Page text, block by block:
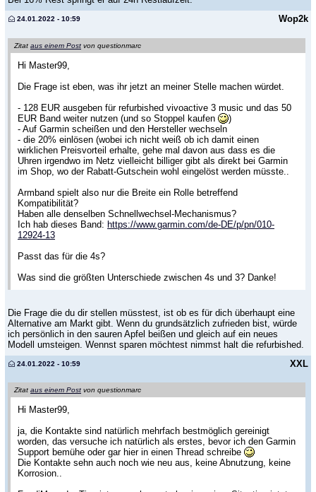
Wop2k
24.01.2022 - 10:59
Zitat aus einem Post von questionmarc
Hi Master99,
Die Frage ist eben, was ihr jetzt an meiner Stelle machen würdet.
- 128 EUR ausgeben für refurbished vivoactive 3 music und das 50
EUR Band weiter nutzen (und so Stoppel kaufen
)
- Auf Garmin scheißen und den Hersteller wechseln
- die 20% einlösen (wobei ich nicht weiß ob ich damit einen
wirklichen Preisvorteil erhalte, gehe mal davon aus dass es die
Uhren irgendwo im Netz vielleicht billiger gibt als direkt bei Garmin
im Shop, wo der Rabatt-Gutschein wohl eingelöst werden müsste..
Armband spielt also nur die Breite ein Rolle betreffend
Kompatibilität?
Haben alle denselben Schnellwechsel-Mechanismus?
Ich hab dieses Band: https://www.garmin.com/de-DE/p/pn/010-
12924-13
Passt das für die 4s?
Was sind die größten Unterschiede zwischen 4s und 3? Danke!
Die Frage die du dir stellen müsstest, ist ob es für dich überhaupt eine
Alternative am Markt gibt. Wenn du grundsätzlich zufrieden bist, würde
ich persönlich in den sauren Apfel beißen und gleich auf ein neues
Modell umsteigen. Wennst sparen möchtest nimmst halt die refurbished.
XXL
24.01.2022 - 10:59
Zitat aus einem Post von questionmarc
Hi Master99,
ja, die Kontakte sind natürlich mehrfach bestmöglich gereinigt
worden, das versuche ich natürlich als erstes, bevor ich den Garmin
Support bemühe oder gar hier in einen Thread schreibe
Die Kontakte sehn auch noch wie neu aus, keine Abnutzung, keine
Korrosion..